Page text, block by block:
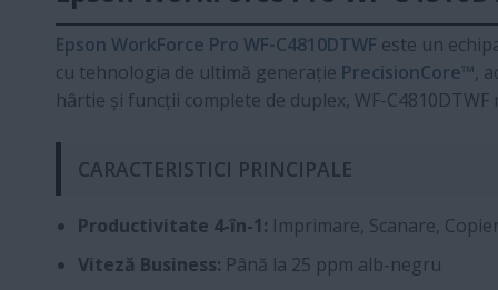
Epson WorkForce Pro WF-C4810DTWF este un
cu tehnologia de ultimă generație PrecisionCore™,
hârtie și funcții complete de duplex, WF-
CARACTERISTICI PRINCIPALE
Productivitate 4-în-1: Imprimare, Scanare,
Viteză Business: Până la 25 ppm alb-negru